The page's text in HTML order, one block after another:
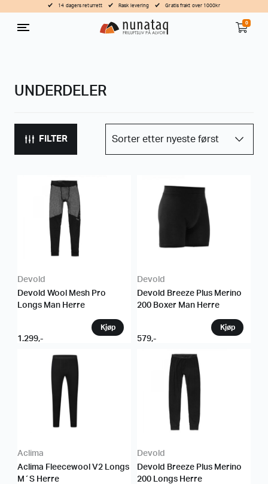
14 dagers returrett Rask levering Gratis frakt over 1000kr
0
UNDERDELER
FILTER
Devold
Devold Wool Mesh Pro
Longs Man Herre
1.299,-
Devold
Devold Breeze Plus Merino
200 Boxer Man Herre
579,-
Aclima
Aclima Fleecewool V2 Longs
M´S Herre
Devold
Devold Breeze Plus Merino
200 Longs Herre